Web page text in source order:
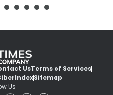
UsTerms of Services
IndexSitemap
Us